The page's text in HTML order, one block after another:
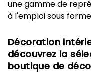
une gamme de
à l'emploi sous
Décoration
découvrez la
boutique de